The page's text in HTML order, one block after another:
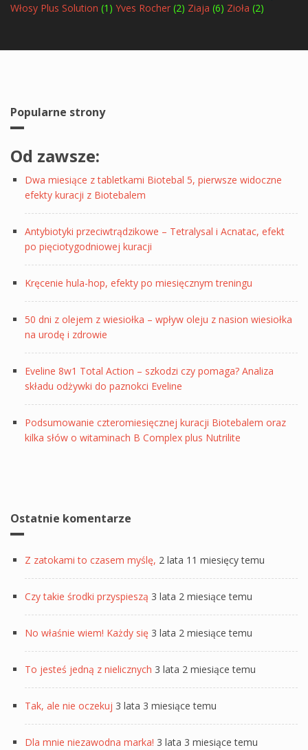
Włosy Plus Solution (1) Yves Rocher (2) Ziaja (6) Zioła (2)
Popularne strony
Od zawsze:
Dwa miesiące z tabletkami Biotebal 5, pierwsze widoczne
efekty kuracji z Biotebalem
Antybiotyki przeciwtrądzikowe – Tetralysal i Acnatac, efekt
po pięciotygodniowej kuracji
Kręcenie hula-hop, efekty po miesięcznym treningu
50 dni z olejem z wiesiołka – wpływ oleju z nasion wiesiołka
na urodę i zdrowie
Eveline 8w1 Total Action – szkodzi czy pomaga? Analiza
składu odżywki do paznokci Eveline
Podsumowanie czteromiesięcznej kuracji Biotebalem oraz
kilka słów o witaminach B Complex plus Nutrilite
Ostatnie komentarze
Z zatokami to czasem myślę, 2 lata 11 miesięcy temu
Czy takie środki przyspieszą 3 lata 2 miesiące temu
No właśnie wiem! Każdy się 3 lata 2 miesiące temu
To jesteś jedną z nielicznych 3 lata 2 miesiące temu
Tak, ale nie oczekuj 3 lata 3 miesiące temu
Dla mnie niezawodna marka! 3 lata 3 miesiące temu